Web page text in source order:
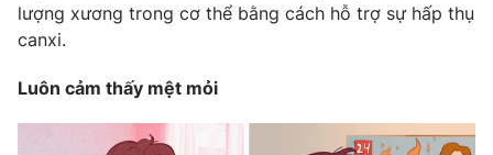
lượng xương trong cơ thể bằng cách hỗ trợ sự hấp thụ
canxi.
Luôn cảm thấy mệt mỏi